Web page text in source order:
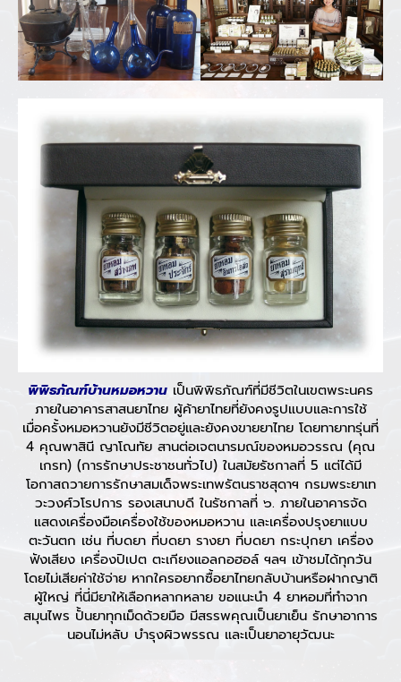
พิพิธภัณฑ์บ้านหมอหวาน เป็นพิพิธภัณฑ์ที่มีชีวิตในเขตพระนคร
ภายในอาคารสาสนยาไทย ผู้ค้ายาไทยที่ยังคงรูปแบบและการใช้
เมื่อครั้งหมอหวานยังมีชีวิตอยู่และยังคงขายยาไทย โดยทายาทรุ่นที่
4 คุณพาสินี ญาโณทัย สานต่อเจตนารมณ์ของหมอวรรณ (คุณ
เกรท) (การรักษาประชาชนทั่วไป) ในสมัยรัชกาลที่ 5 แต่ได้มี
โอกาสถวายการรักษาสมเด็จพระเทพรัตนราชสุดาฯ กรมพระยาเท
วะวงศ์วโรปการ รองเสนาบดี ในรัชกาลที่ ๖. ภายในอาคารจัด
แสดงเครื่องมือเครื่องใช้ของหมอหวาน และเครื่องปรุงยาแบบ
ตะวันตก เช่น ที่บดยา ที่บดยา รางยา ที่บดยา กระปุกยา เครื่อง
ฟังเสียง เครื่องปิเปต ตะเกียงแอลกอฮอล์ ฯลฯ เข้าชมได้ทุกวัน
โดยไม่เสียค่าใช้จ่าย หากใครอยากซื้อยาไทยกลับบ้านหรือฝากญาติ
ผู้ใหญ่ ที่นี่มียาให้เลือกหลากหลาย ขอแนะนำ 4 ยาหอมที่ทำจาก
สมุนไพร ปั้นยาทุกเม็ดด้วยมือ มีสรรพคุณเป็นยาเย็น รักษาอาการ
นอนไม่หลับ บำรุงผิวพรรณ และเป็นยาอายุวัฒนะ